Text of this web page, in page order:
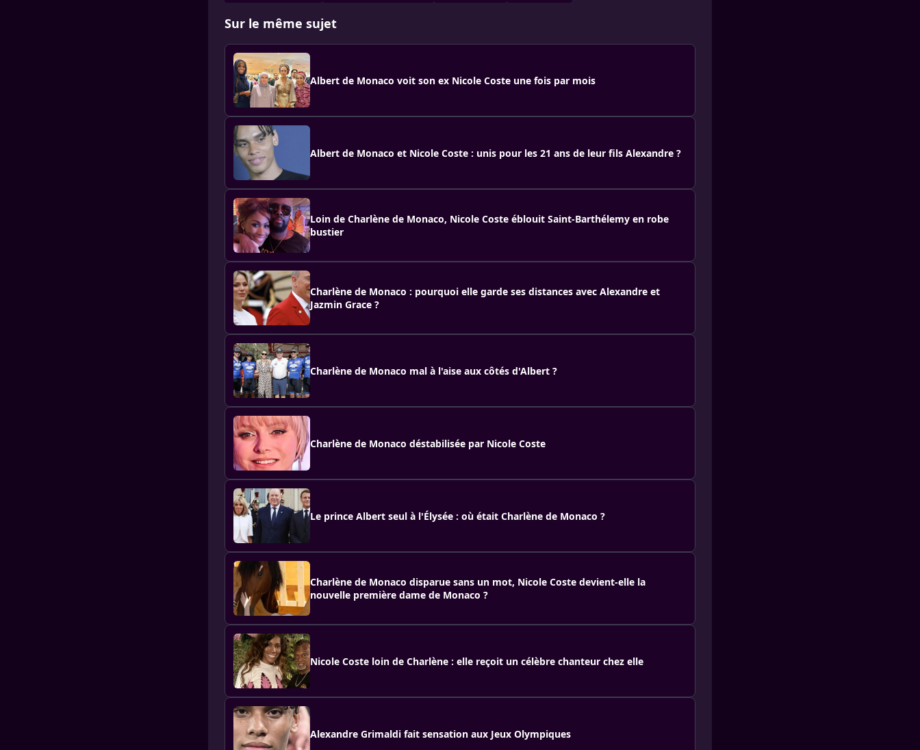
Sur le même sujet
Albert de Monaco voit son ex Nicole Coste une fois par mois
Albert de Monaco et Nicole Coste : unis pour les 21 ans de leur fils Alexandre ?
Loin de Charlène de Monaco, Nicole Coste éblouit Saint-Barthélemy en robe
bustier
Charlène de Monaco : pourquoi elle garde ses distances avec Alexandre et
Jazmin Grace ?
Charlène de Monaco mal à l'aise aux côtés d'Albert ?
Charlène de Monaco déstabilisée par Nicole Coste
Le prince Albert seul à l'Élysée : où était Charlène de Monaco ?
Charlène de Monaco disparue sans un mot, Nicole Coste devient-elle la
nouvelle première dame de Monaco ?
Nicole Coste loin de Charlène : elle reçoit un célèbre chanteur chez elle
Alexandre Grimaldi fait sensation aux Jeux Olympiques